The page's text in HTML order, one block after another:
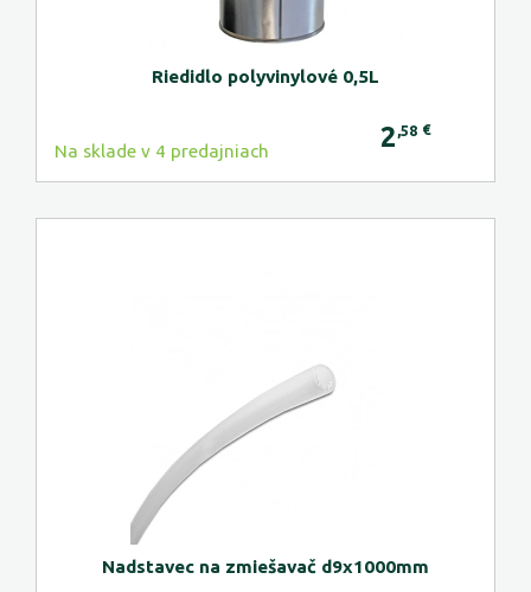
Riedidlo polyvinylové 0,5L
Na sklade v 4 predajniach 2 ,58 €
Nadstavec na zmiešavač d9x1000mm